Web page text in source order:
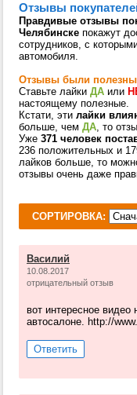
Отзывы
Правдивые отзывы
Челябинске покажут
сотрудников, с
автомобиля.
Отзывы были
Ставьте лайки ДА или
настоящему полезные.
Кстати, эти лайки
больше, чем ДА, то
Уже 371 человек
236 положительных и
лайков больше, то
отзывы очень даже
СОРТИРОВКА:
Василий
10.08.2017
отрицательный отзыв
вот интересное видео
автосалоне. http://
Ответить